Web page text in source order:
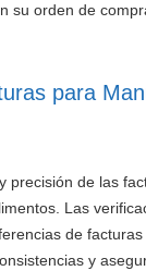
su orden de
para
precisión de las
Las
de
y